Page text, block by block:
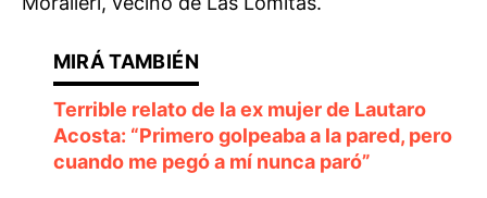
Terrible relato de la ex mujer de Lautaro
Acosta: “Primero golpeaba a la pared, pero
cuando me pegó a mí nunca paró”